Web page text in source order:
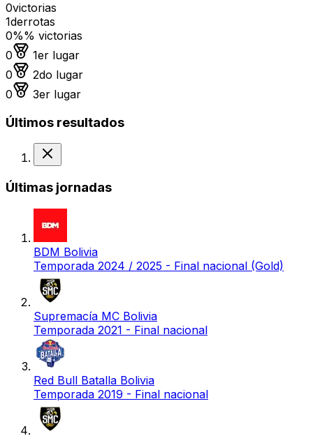
0victorias
1derrotas
0%% victorias
0
Medalla de oro
1er lugar
0
Medalla de plata
2do lugar
0
Medalla de bronce
3er lugar
Últimos resultados
Últimas jornadas
BDM Bolivia
Temporada 2024 / 2025 - Final nacional (Gold)
Supremacía MC Bolivia
Temporada 2021 - Final nacional
Red Bull Batalla Bolivia
Temporada 2019 - Final nacional